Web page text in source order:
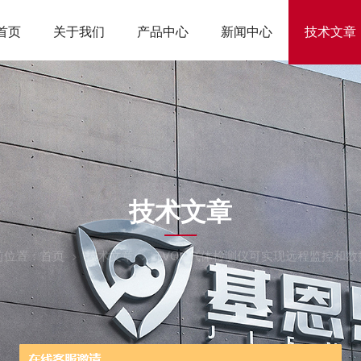
页 关于我们 产品中心 新闻中心 技术文章
ARTICLES
技术文章
置： 首页 技术文章 TVOC气体检测仪可实现远程监控和数